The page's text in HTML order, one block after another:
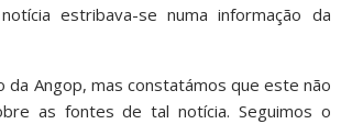
estribava-se numa informação da
da Angop, mas constatámos que este não
as fontes de tal notícia. Seguimos o